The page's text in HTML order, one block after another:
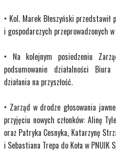
• Kol. Marek Błeszyński
i gospodarczych przeprowadzonych
• Na kolejnym posiedzeniu
podsumowanie działalności
działania na przyszłość.
• Zarząd w drodze głosowania
przyjęciu nowych członków: Alinę
oraz Patryka Cesnyka, Katarzynę
i Sebastiana Trepa do Koła w PNUIK